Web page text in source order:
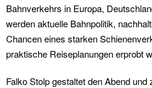
Bahnverkehrs in Europa,
werden aktuelle Bahnpolitik,
Chancen eines starken
praktische Reiseplanungen erprobt
Falko Stolp gestaltet den Abend und